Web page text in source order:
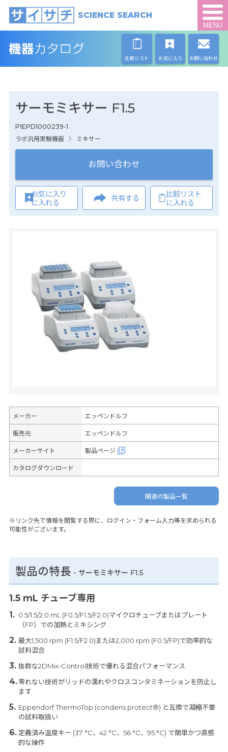
SCIENCE SEARCH
MENU
比較リスト お気に入り お問い合わせ
サーモミキサー F1.5
P1EPD1000239-1
ラボ汎用実験機器
ミキサー
お問い合わせ
お気に入り
に入れる
共有する
比較リスト
に入れる
メーカー エッペンドルフ
販売元 エッペンドルフ
メーカーサイト 製品ページ
カタログダウンロード
関連の製品一覧
※リンク先で情報を閲覧する際に、ログイン・フォーム入力等を求められる
可能性がございます。
製品の特長 - サーモミキサー F1.5
1.5 mL チューブ専用
0.5/1.5/2.0 mL (F0.5/F1.5/F2.0)マイクロチューブまたはプレート
（FP）での加熱とミキシング
最大1,500 rpm (F1.5/F2.0)または2,000 rpm (F0.5/FP)で効率的な
試料混合
抜群な2DMix-Control技術で優れる混合パフォーマンス
零れない技術がリッドの濡れやクロスコンタミネーションを防止し
ます
Eppendorf ThermoTop (condens.protect®) と互換で凝縮不要
の試料取扱い
定義済み温度キー (37 °C、42 °C、56 °C、95 °C) で簡単かつ直感
的な操作